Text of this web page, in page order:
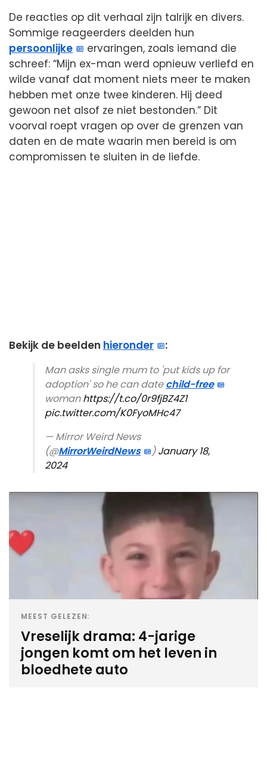
De reacties op dit verhaal zijn talrijk en divers.
Sommige reageerders deelden hun
persoonlijke
ervaringen, zoals iemand die
schreef: “Mijn ex-man werd opnieuw verliefd en
wilde vanaf dat moment niets meer te maken
hebben met onze twee kinderen. Hij deed
gewoon net alsof ze niet bestonden.” Dit
voorval roept vragen op over de grenzen van
daten en de mate waarin men bereid is om
compromissen te sluiten in de liefde.
Bekijk de beelden hieronder :
Man asks single mum to 'put kids up for
adoption' so he can datechild-free
womanhttps://t.co/0r9fjBZ4Z1
pic.twitter.com/K0FyoMHc47
— Mirror Weird News
(@MirrorWeirdNews )January 18,
2024
MEEST GELEZEN:
Vreselijk drama: 4-jarige
jongen komt om het leven in
bloedhete auto